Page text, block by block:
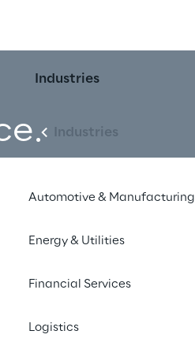
Industries
Industries
Automotive & Manufacturing
Energy & Utilities
Financial Services
Logistics